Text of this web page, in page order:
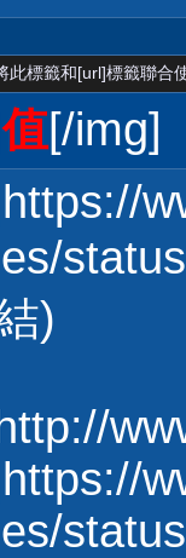
標籤和[url]標籤聯合
值[/img]
)